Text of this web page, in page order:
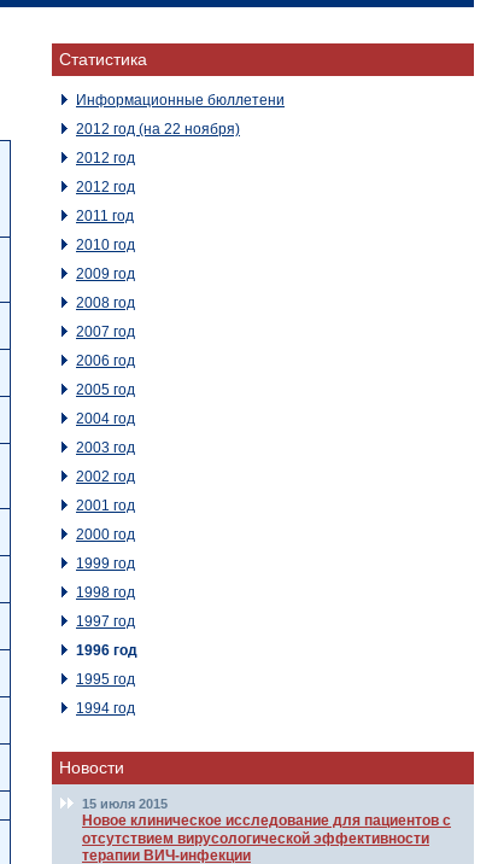
Статистика
Информационные бюллетени
2012 год (на 22 ноября)
2012 год
2012 год
2011 год
2010 год
2009 год
2008 год
2007 год
2006 год
2005 год
2004 год
2003 год
2002 год
2001 год
2000 год
1999 год
1998 год
1997 год
1996 год
1995 год
1994 год
Новости
15 июля 2015
Новое клиническое исследование для пациентов с
отсутствием вирусологической эффективности
терапии ВИЧ-инфекции